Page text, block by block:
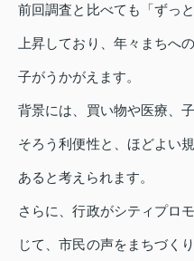
前回調査と比べても「ずっ
上昇しており、年々まちへ
子がうかがえます。
背景には、買い物や医療、
そろう利便性と、ほどよい
あると考えられます。
さらに、行政がシティプロ
じて、市民の声をまちづく